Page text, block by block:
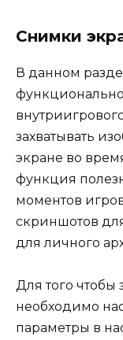
Снимки
В данном
захватывать
экране во
функция
моментов
скриншотов
для личного
Для того чтобы
необходимо
параметры в